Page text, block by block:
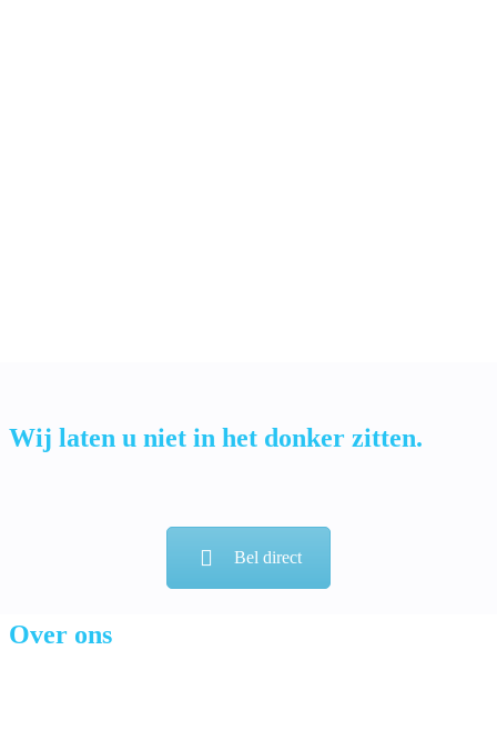
Wij laten u niet in het donker zitten.
Bel direct
Over ons